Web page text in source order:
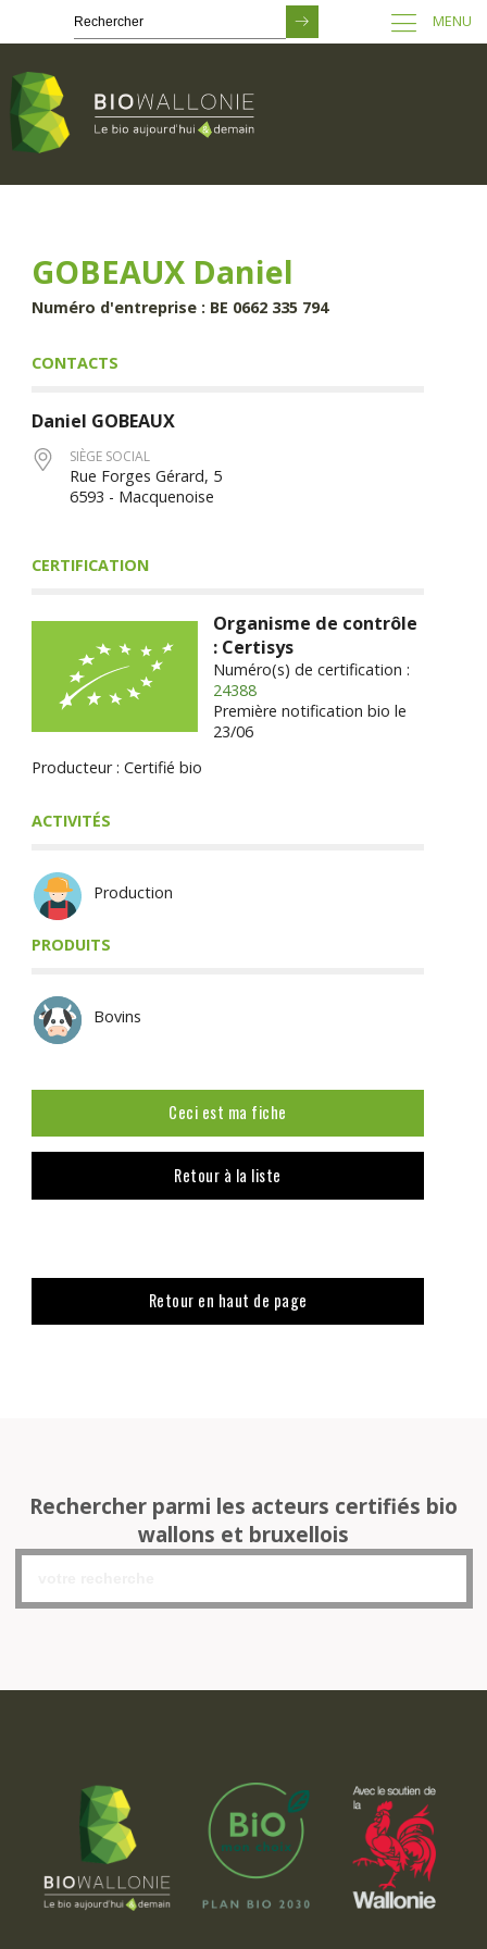
principal
MENU
GOBEAUX Daniel
Numéro d'entreprise : BE 0662 335 794
CONTACTS
Daniel GOBEAUX
SIÈGE SOCIAL
Rue Forges Gérard, 5
6593 - Macquenoise
CERTIFICATION
Organisme de contrôle
: Certisys
Numéro(s) de certification :
24388
Première notification bio le
23/06
Producteur : Certifié bio
ACTIVITÉS
Production
PRODUITS
Bovins
Ceci est ma fiche
Retour à la liste
Retour en haut de page
Rechercher parmi les acteurs certifiés bio
wallons et bruxellois